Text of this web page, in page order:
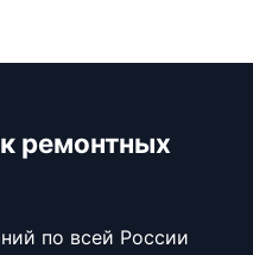
ремонтных
по всей России